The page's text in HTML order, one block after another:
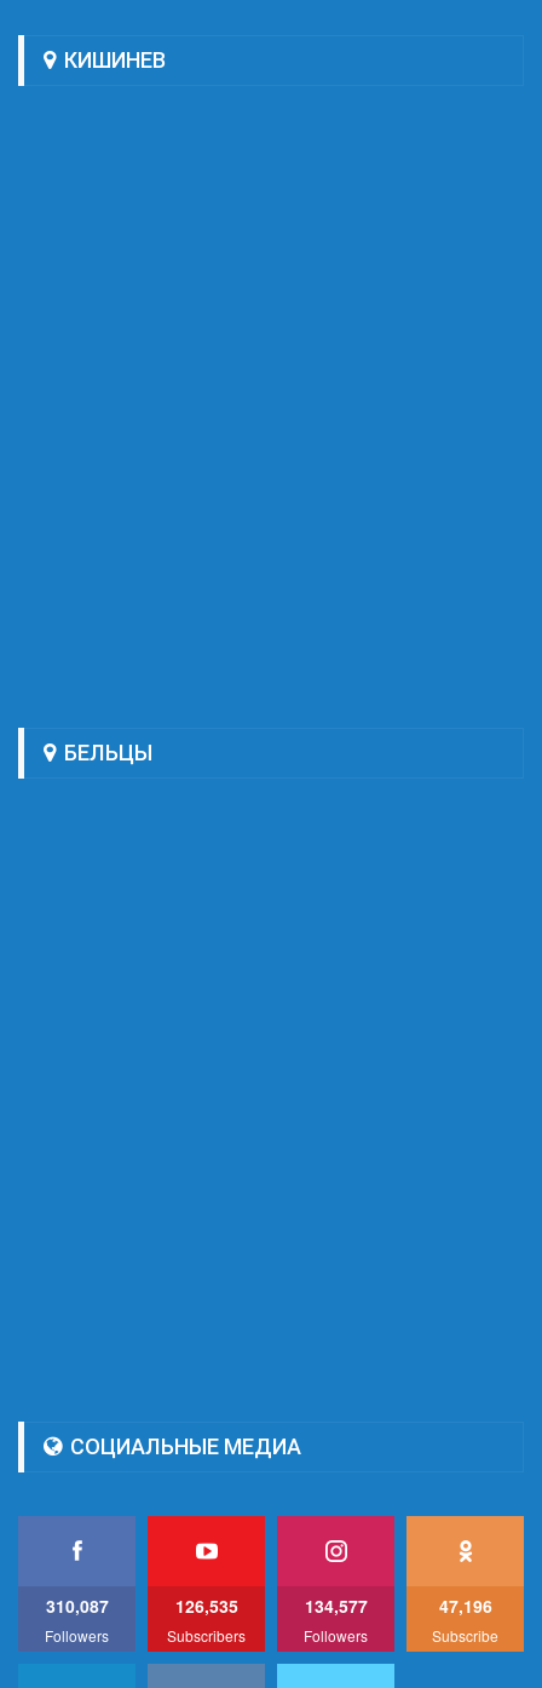
КИШИНЕВ
БЕЛЬЦЫ
СОЦИАЛЬНЫЕ МЕДИА
310,087
Followers
126,535
Subscribers
134,577
Followers
47,196
Subscribe